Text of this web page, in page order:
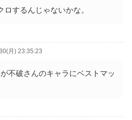
するんじゃないかな。
月) 23:35:23
不破さんのキャラにベストマッ